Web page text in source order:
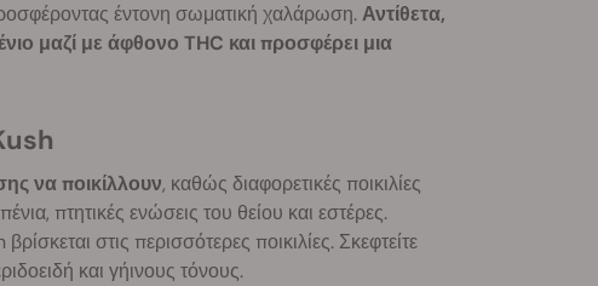
έντονη σωματική χαλάρωση.Αντίθετα,
μαζί με άφθονο THC και προσφέρει μια
να ποικίλλουν, καθώς διαφορετικές ποικιλίες
πτητικές ενώσεις του θείου και εστέρες.
στις περισσότερες ποικιλίες. Σκεφτείτε
και γήινους τόνους.